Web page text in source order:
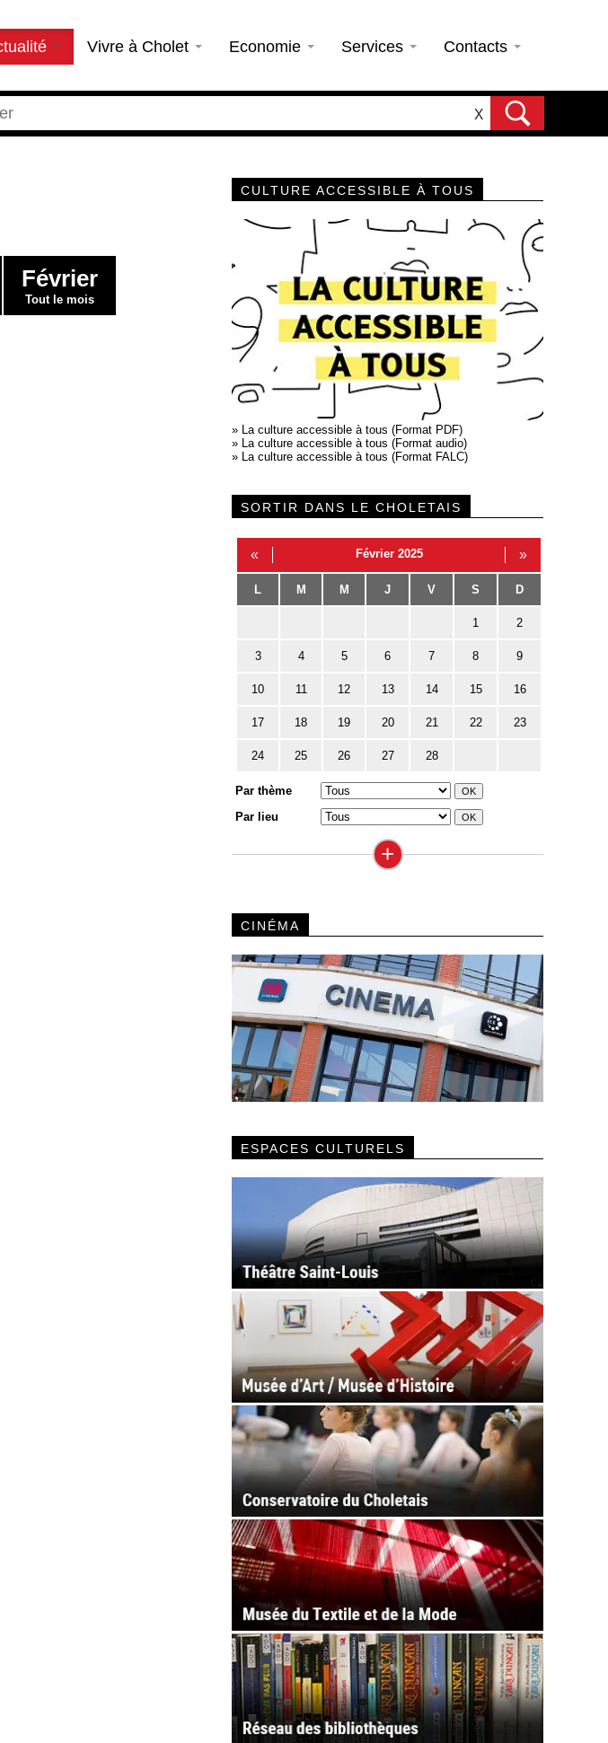
Vivre à Cholet Economie Services Contacts
X
Février
Tout le mois
CULTURE ACCESSIBLE À TOUS
» La culture accessible à tous (Format PDF)
» La culture accessible à tous (Format audio)
» La culture accessible à tous (Format FALC)
SORTIR DANS LE CHOLETAIS
« Février 2025 »
L M M J V S D
1 2
3 4 5 6 7 8 9
10 11 12 13 14 15 16
17 18 19 20 21 22 23
24 25 26 27 28
Par thème
Par lieu
+
CINÉMA
ESPACES CULTURELS